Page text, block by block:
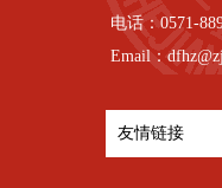
电话：0571-
Email：
友情链接